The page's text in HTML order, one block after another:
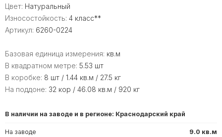
Цвет: Натуральный
Износостойкость: 4 класс**
Артикул: 6260-0224
Базовая единица измерения: кв.м
В квадратном метре: 5.53 шт
В коробке: 8 шт / 1.44 кв.м / 27.5 кг
На поддоне: 32 кор / 46.08 кв.м / 920 кг
В наличии на заводе и в регионе: Краснодарский край
На заводе 9.0 кв.м